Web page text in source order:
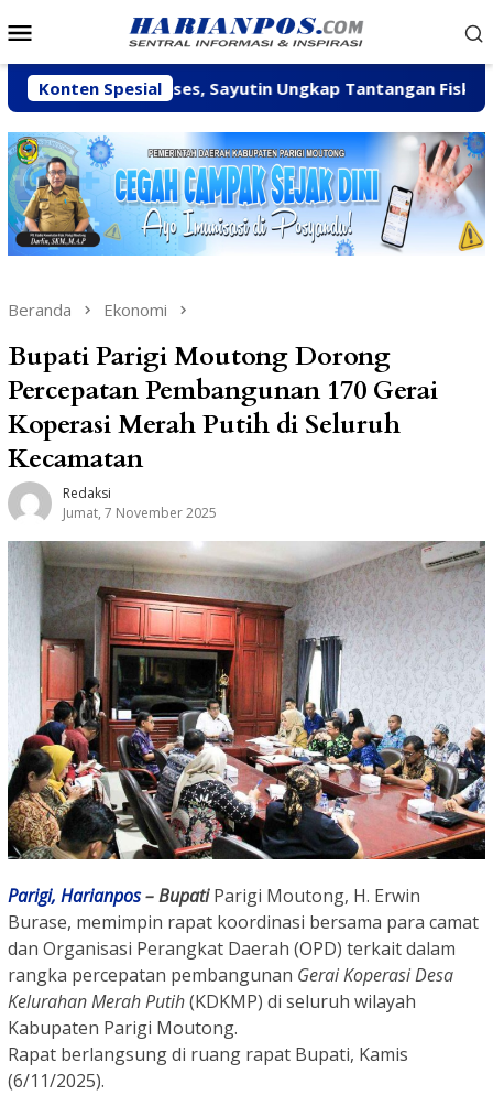
ke
Mobile
Konten Spesial
di Reses, Sayutin Ungkap Tantangan Fiskal Parimo 2027
Beranda Ekonomi
Bupati Parigi Moutong Dorong
Percepatan Pembangunan 170 Gerai
Koperasi Merah Putih di Seluruh
Kecamatan
Redaksi
Jumat, 7 November 2025
Parigi, Harianpos– BupatiParigi Moutong, H. Erwin
Burase, memimpin rapat koordinasi bersama para camat
dan Organisasi Perangkat Daerah (OPD) terkait dalam
rangka percepatan pembangunan Gerai Koperasi Desa
Kelurahan Merah Putih(KDKMP) di seluruh wilayah
Kabupaten Parigi Moutong.
Rapat berlangsung di ruang rapat Bupati, Kamis
(6/11/2025).